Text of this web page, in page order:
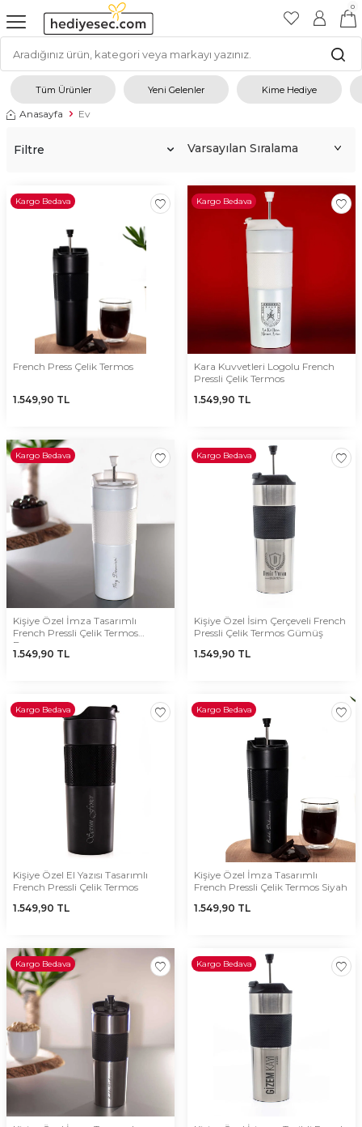
0
Tüm Ürünler Yeni Gelenler Kime Hediye
Anasayfa Ev
Filtre
Kargo Bedava
French Press Çelik Termos
1.549,90 TL
Kargo Bedava
Kara Kuvvetleri Logolu French
Pressli Çelik Termos
1.549,90 TL
Kargo Bedava
Kişiye Özel İmza Tasarımlı
French Pressli Çelik Termos
Beyaz
1.549,90 TL
Kargo Bedava
Kişiye Özel İsim Çerçeveli French
Pressli Çelik Termos Gümüş
1.549,90 TL
Kargo Bedava
Kişiye Özel El Yazısı Tasarımlı
French Pressli Çelik Termos
1.549,90 TL
Kargo Bedava
Kişiye Özel İmza Tasarımlı
French Pressli Çelik Termos Siyah
1.549,90 TL
Kargo Bedava Kargo Bedava